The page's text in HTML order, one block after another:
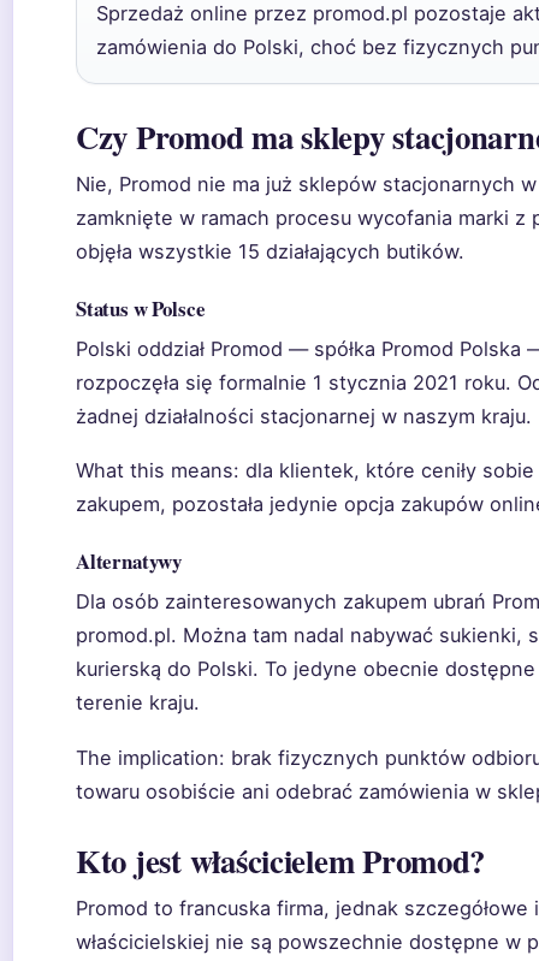
Sprzedaż online przez promod.pl pozostaje
zamówienia do Polski, choć bez fizycznych
Czy Promod ma sklepy
Nie, Promod nie ma już sklepów stacjonarnych
zamknięte w ramach procesu wycofania marki
objęła wszystkie 15 działających butików.
Status w Polsce
Polski oddział Promod — spółka Promod
rozpoczęła się formalnie 1 stycznia 2021 roku.
żadnej działalności stacjonarnej w naszym kraju.
What this means: dla klientek, które ceniły
zakupem, pozostała jedynie opcja zakupów
Alternatywy
Dla osób zainteresowanych zakupem ubrań
promod.pl. Można tam nadal nabywać sukienki,
kurierską do Polski. To jedyne obecnie
terenie kraju.
The implication: brak fizycznych punktów
towaru osobiście ani odebrać zamówienia w
Kto jest właścicielem Promod?
Promod to francuska firma, jednak
właścicielskiej nie są powszechnie dostępne w